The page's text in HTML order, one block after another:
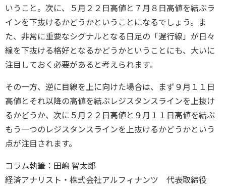
いうこと。次に、５月２２日高値と７月８日高値を結ぶラ
インを下抜けるかどうかということになるでしょう。ま
た、非常に重要なシグナルとなる日足の「遅行線」が日々
線を下抜ける格好となるかどうかということにも、大いに
注目しておく必要があると考えられます。
その一方、逆に目線を上に向けた場合は、まず９月１１日
高値とそれ以降の高値を結ぶレジスタンスラインを上抜け
るかどうか、次に５月２２日高値と９月１１日高値を結ぶ
もう一つのレジスタンスラインを上抜けるかどうかという
点が注目されます。
コラム執筆：田嶋 智太郎
経済アナリスト・株式会社アルフィナンツ 代表取締役